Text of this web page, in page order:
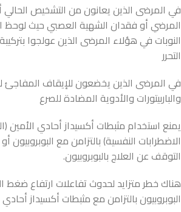
في المرضى الذين يعانون من التشخيص الحالي
المرضي أو فقدان الشهية العصبي حيث لوحظ
النوبات في هؤلاء المرضى الذين عولجوا
التحرر
في المرضى الذين يخضعون للإيقاف المفاجئ
والباربيتورات والأدوية المضادة للصرع
يمنع استخدام مثبطات أكسيداز أحادي الأمين
التوقف عن العلاج بالبوبروبيون.
هناك خطر متزايد لحدوث تفاعلات ارتفاع ضغط
البوبروبيون بالتزامن مع مثبطات أكسيداز